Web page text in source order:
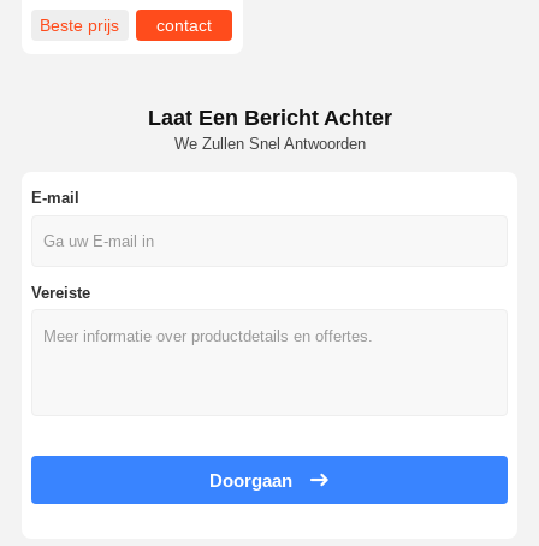
Beste prijs
contact
Laat Een Bericht Achter
We Zullen Snel Antwoorden
E-mail
Vereiste
Doorgaan